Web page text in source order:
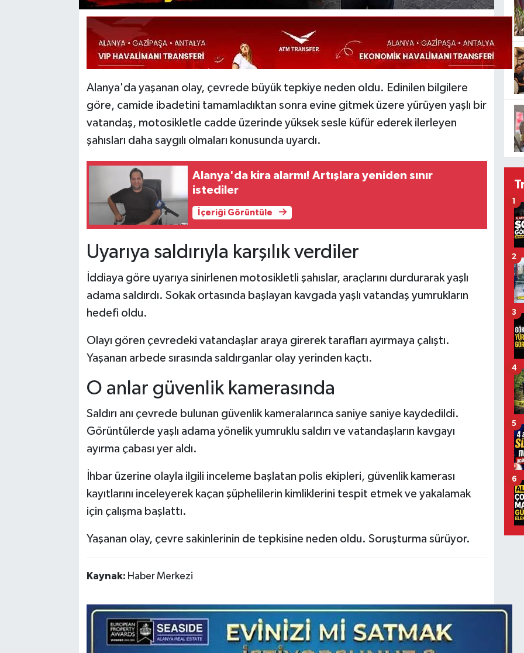
Alanya'da yaşanan olay, çevrede büyük tepkiye neden oldu. Edinilen bilgilere
göre, camide ibadetini tamamladıktan sonra evine gitmek üzere yürüyen yaşlı bir
vatandaş, motosikletle cadde üzerinde yüksek sesle küfür ederek ilerleyen
şahısları daha saygılı olmaları konusunda uyardı.
Alanya'da kira alarmı! Artışlara yeniden sınır
istediler
İçeriği Görüntüle
Uyarıya saldırıyla karşılık verdiler
İddiaya göre uyarıya sinirlenen motosikletli şahıslar, araçlarını durdurarak yaşlı
adama saldırdı. Sokak ortasında başlayan kavgada yaşlı vatandaş yumrukların
hedefi oldu.
Olayı gören çevredeki vatandaşlar araya girerek tarafları ayırmaya çalıştı.
Yaşanan arbede sırasında saldırganlar olay yerinden kaçtı.
O anlar güvenlik kamerasında
Saldırı anı çevrede bulunan güvenlik kameralarınca saniye saniye kaydedildi.
Görüntülerde yaşlı adama yönelik yumruklu saldırı ve vatandaşların kavgayı
ayırma çabası yer aldı.
İhbar üzerine olayla ilgili inceleme başlatan polis ekipleri, güvenlik kamerası
kayıtlarını inceleyerek kaçan şüphelilerin kimliklerini tespit etmek ve yakalamak
için çalışma başlattı.
Yaşanan olay, çevre sakinlerinin de tepkisine neden oldu. Soruşturma sürüyor.
Kaynak: Haber Merkezi
1
2
3
4
5
6